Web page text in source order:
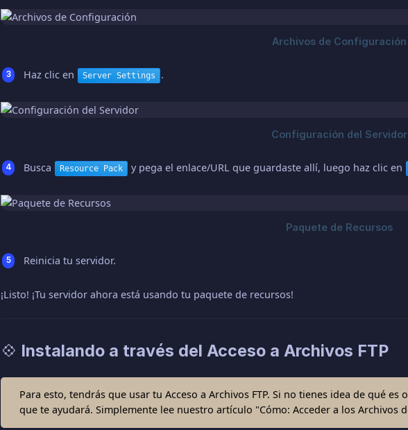
Haz clic en Server Settings .
Busca Resource Pack y pega el enlace/URL que guardaste allí, luego haz clic en
Reinicia tu servidor.
¡Listo! ¡Tu servidor ahora está usando tu paquete de recursos!
💠 Instalando a través del Acceso a Archivos FTP
Para esto, tendrás que usar tu Acceso a Archivos FTP. Si no tienes idea de qué
que te ayudará. Simplemente lee nuestro artículo "Cómo: Acceder a los Archivos